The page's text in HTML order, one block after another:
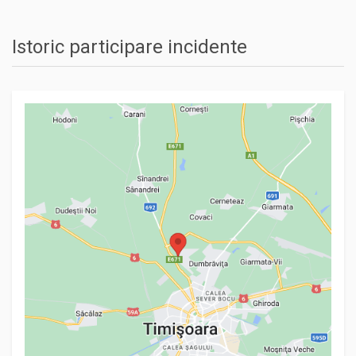
Istoric participare incidente